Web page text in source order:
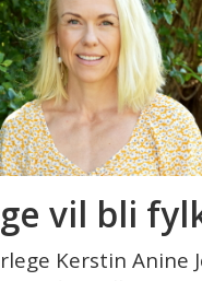
vil bli
Kerstin Anine